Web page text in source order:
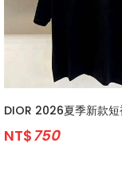
DIOR 2026夏季新款
NT$750